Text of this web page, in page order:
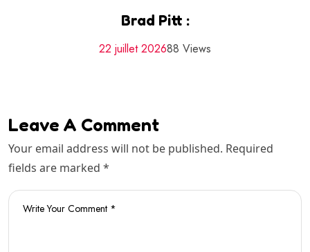
Brad Pitt :
22 juillet 202688 Views
Leave A Comment
Your email address will not be published. Required
fields are marked *